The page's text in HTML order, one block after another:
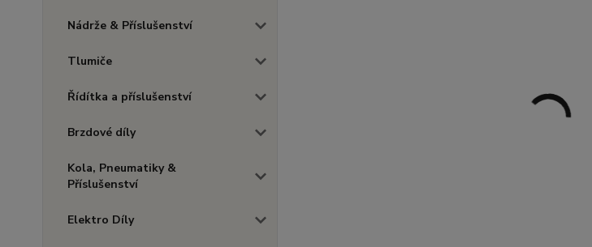
Nádrže & Příslušenství
Tlumiče
Řídítka a příslušenství
Brzdové díly
Kola, Pneumatiky &
Příslušenství
Elektro Díly